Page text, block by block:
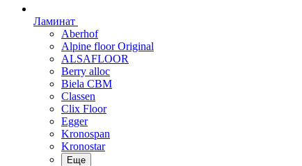
Ламинат
Aberhof
Alpine floor Original
ALSAFLOOR
Berry alloc
Biela CBM
Classen
Clix Floor
Egger
Kronospan
Kronostar
Еще